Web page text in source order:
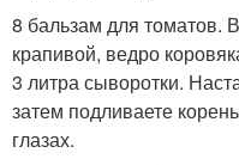
8 бальзам для томатов.
крапивой, ведро
3 литра сыворотки.
затем подливаете
глазах.